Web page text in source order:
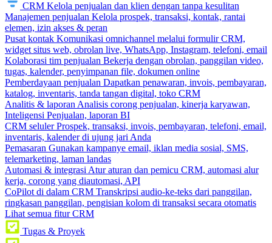
CRM Kelola penjualan dan klien dengan tanpa kesulitan
Manajemen penjualan Kelola prospek, transaksi, kontak, rantai
elemen, izin akses & peran
Pusat kontak Komunikasi omnichannel melalui formulir CRM,
widget situs web, obrolan live, WhatsApp, Instagram, telefoni, email
Kolaborasi tim penjualan Bekerja dengan obrolan, panggilan video,
tugas, kalender, penyimpanan file, dokumen online
Pemberdayaan penjualan Dapatkan penawaran, invois, pembayaran,
katalog, inventaris, tanda tangan digital, toko CRM
Analitis & laporan Analisis corong penjualan, kinerja karyawan,
Inteligensi Penjualan, laporan BI
CRM seluler Prospek, transaksi, invois, pembayaran, telefoni, email,
inventaris, kalender di ujung jari Anda
Pemasaran Gunakan kampanye email, iklan media sosial, SMS,
telemarketing, laman landas
Automasi & integrasi Atur aturan dan pemicu CRM, automasi alur
kerja, corong yang diautomasi, API
CoPilot di dalam CRM Transkripsi audio-ke-teks dari panggilan,
ringkasan panggilan, pengisian kolom di transaksi secara otomatis
Lihat semua fitur CRM
Tugas & Proyek